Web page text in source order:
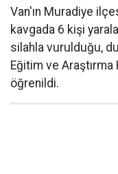
Van'ın Muradiye
kavgada 6 kişi
silahla vurulduğu,
Eğitim ve
öğrenildi.